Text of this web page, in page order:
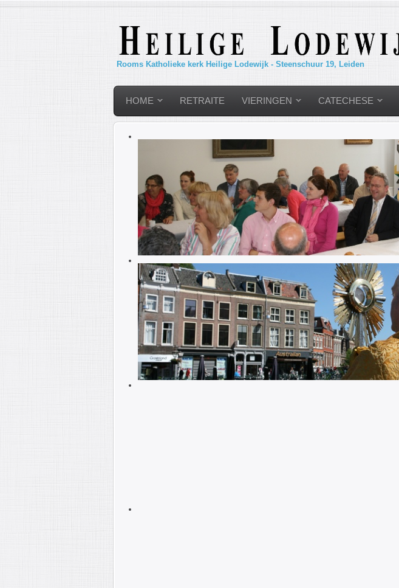
Rooms Katholieke kerk Heilige Lodewijk - Steenschuur 19, Leiden
HOME RETRAITE VIERINGEN CATECHESE